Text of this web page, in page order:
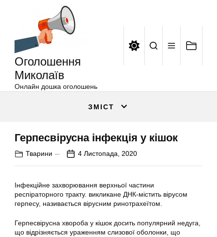
Оголошення
Миколаїв
Онлайн дошка оголошень
ЗМІСТ
Герпесвірусна інфекція у кішок
Тварини 4 Листопада, 2020
Інфекційне захворювання верхньої частини
респіраторного тракту. викликане ДНК-містить вірусом
герпесу, називається вірусним ринотрахеїтом.
Герпесвірусна хвороба у кішок досить популярний недуга,
що відрізняється ураженням слизової оболонки, що